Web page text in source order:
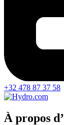
+32 478 87 37 58
À propos